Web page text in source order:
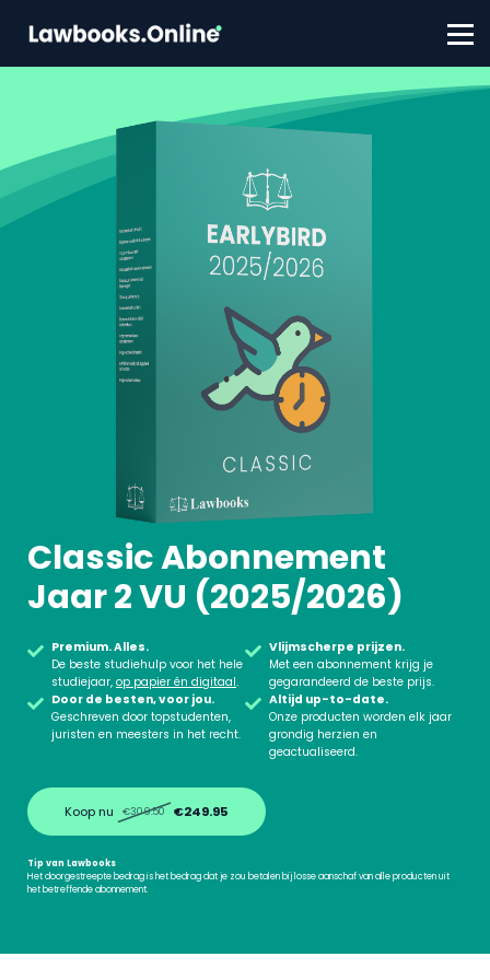
FAQ
Contact
Account aanmaken
Inloggen
Classic Abonnement
Jaar 2 VU (2025/2026)
Premium. Alles.
De beste studiehulp voor het hele
studiejaar, op papier én digitaal.
Vlijmscherpe prijzen.
Met een abonnement krijg je
gegarandeerd de beste prijs.
Door de besten, voor jou.
Geschreven door topstudenten,
juristen en meesters in het recht.
Altijd up-to-date.
Onze producten worden elk jaar
grondig herzien en
geactualiseerd.
Koop nu €309.50 €249.95
Tip van Lawbooks
Het doorgestreepte bedrag is het bedrag dat je zou betalen bij losse aanschaf van alle producten uit
het betreffende abonnement.